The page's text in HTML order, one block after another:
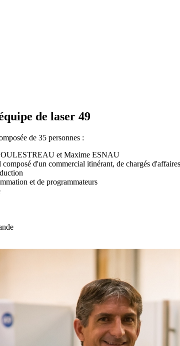
de laser 49
de 35 personnes :
et Maxime ESNAU
d'un commercial itinérant, de chargés
et de programmateurs